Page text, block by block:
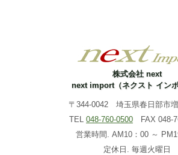
株式会社 next
next import（ネクスト イン
〒344-0042 埼玉県春日部市
TEL 048-760-0500 FAX 048-
営業時間. AM10：00 ～
定休日. 毎週火曜日